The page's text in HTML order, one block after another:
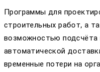
Программы для
строительных работ, а
возможностью подсчёта
автоматической
временные потери на